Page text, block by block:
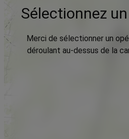
Sélectionnez
Merci de sélectionner un
déroulant au-dessus de la